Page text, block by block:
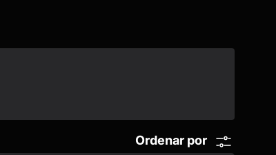
Ordenar por